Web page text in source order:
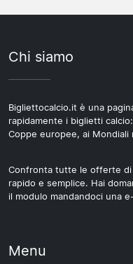
Chi siamo
Bigliettocalcio.it è una
rapidamente i biglietti
Coppe europee, ai Mondiali
Confronta tutte le offerte
rapido e semplice. Hai
il modulo mandandoci una
Menu